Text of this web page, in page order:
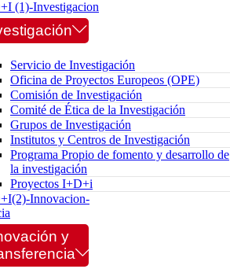
(1)-Investigacion
Servicio de Investigación
Oficina de Proyectos Europeos (OPE)
Comisión de Investigación
Comité de Ética de la Investigación
Grupos de Investigación
Institutos y Centros de Investigación
Programa Propio de fomento y desarrollo de
la investigación
Proyectos I+D+i
Innovacion-
y